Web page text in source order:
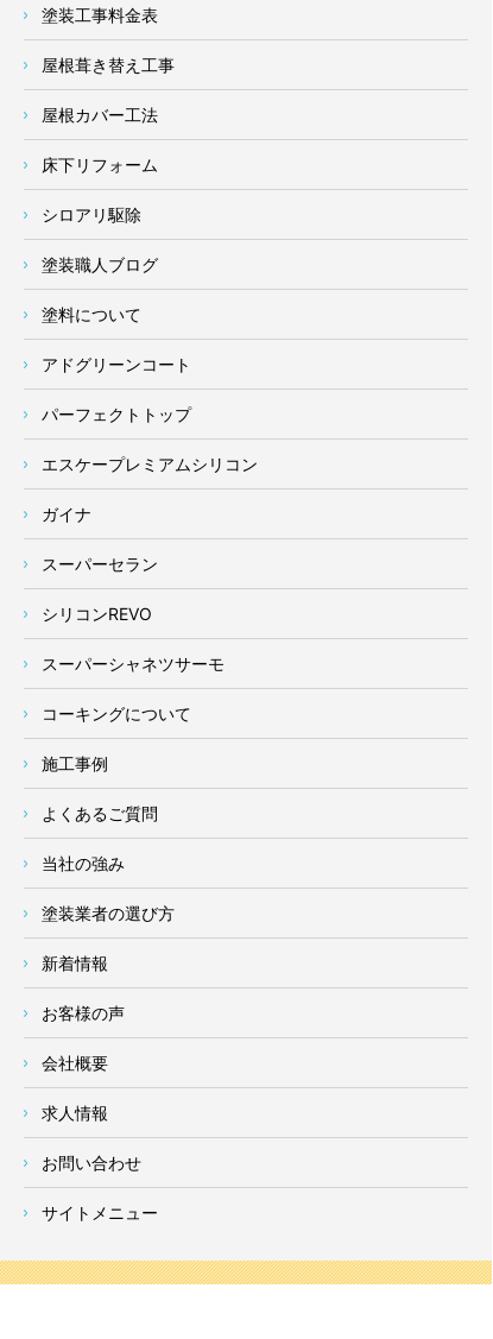
塗装工事料金表
屋根葺き替え工事
屋根カバー工法
床下リフォーム
シロアリ駆除
塗装職人ブログ
塗料について
アドグリーンコート
パーフェクトトップ
エスケープレミアムシリコン
ガイナ
スーパーセラン
シリコンREVO
スーパーシャネツサーモ
コーキングについて
施工事例
よくあるご質問
当社の強み
塗装業者の選び方
新着情報
お客様の声
会社概要
求人情報
お問い合わせ
サイトメニュー